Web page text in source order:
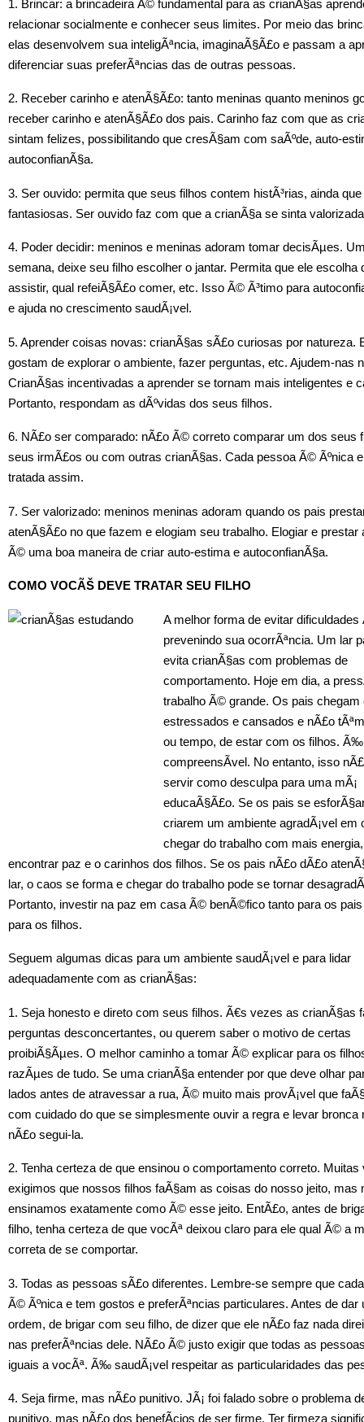
1. Brincar: a brincadeira Ã© fundamental para as crianÃ§as
relacionar socialmente e conhecer seus limites. Por meio das
elas desenvolvem sua inteligÃªncia, imaginaÃ§Ã£o e passam a
diferenciar suas preferÃªncias das de outras pessoas.
2. Receber carinho e atenÃ§Ã£o: tanto meninas quanto meninos
receber carinho e atenÃ§Ã£o dos pais. Carinho faz com que as
sintam felizes, possibilitando que cresÃ§am com saÃºde, auto-
autoconfianÃ§a.
3. Ser ouvido: permita que seus filhos contem histÃ³rias, ainda que
fantasiosas. Ser ouvido faz com que a crianÃ§a se sinta
4. Poder decidir: meninos e meninas adoram tomar decisÃµes.
semana, deixe seu filho escolher o jantar. Permita que ele escolha
assistir, qual refeiÃ§Ã£o comer, etc. Isso Ã© Ã³timo para
e ajuda no crescimento saudÃ¡vel.
5. Aprender coisas novas: crianÃ§as sÃ£o curiosas por natureza.
gostam de explorar o ambiente, fazer perguntas, etc. Ajudem-nas
CrianÃ§as incentivadas a aprender se tornam mais inteligentes e
Portanto, respondam as dÃºvidas dos seus filhos.
6. NÃ£o ser comparado: nÃ£o Ã© correto comparar um dos seus
seus irmÃ£os ou com outras crianÃ§as. Cada pessoa Ã© Ãºnica
tratada assim.
7. Ser valorizado: meninos meninas adoram quando os pais
atenÃ§Ã£o no que fazem e elogiam seu trabalho. Elogiar e prestar
Ã© uma boa maneira de criar auto-estima e autoconfianÃ§a.
COMO VOCÃŠ DEVE TRATAR SEU FILHO
A melhor forma de evitar dificuldades
prevenindo sua ocorrÃªncia. Um lar
evita crianÃ§as com problemas de
comportamento. Hoje em dia, a
trabalho Ã© grande. Os pais chegam
estressados e cansados e nÃ£o
ou tempo, de estar com os filhos. Ã‰
compreensÃ­vel. No entanto, isso
servir como desculpa para uma mÃ¡
educaÃ§Ã£o. Se os pais se
criarem um ambiente agradÃ¡vel em
chegar do trabalho com mais
encontrar paz e o carinhos dos filhos. Se os pais nÃ£o dÃ£o
lar, o caos se forma e chegar do trabalho pode se tornar
Portanto, investir na paz em casa Ã© benÃ©fico tanto para os
para os filhos.
Seguem algumas dicas para um ambiente saudÃ¡vel e para lidar
adequadamente com as crianÃ§as:
1. Seja honesto e direto com seus filhos. Ã€s vezes as crianÃ§as
perguntas desconcertantes, ou querem saber o motivo de certas
proibiÃ§Ãµes. O melhor caminho a tomar Ã© explicar para os
razÃµes de tudo. Se uma crianÃ§a entender por que deve olhar
lados antes de atravessar a rua, Ã© muito mais provÃ¡vel que
com cuidado do que se simplesmente ouvir a regra e levar bronca
nÃ£o segui-la.
2. Tenha certeza de que ensinou o comportamento correto. Muitas
exigimos que nossos filhos faÃ§am as coisas do nosso jeito, mas
ensinamos exatamente como Ã© esse jeito. EntÃ£o, antes de
filho, tenha certeza de que vocÃª deixou claro para ele qual Ã© a
correta de se comportar.
3. Todas as pessoas sÃ£o diferentes. Lembre-se sempre que
Ã© Ãºnica e tem gostos e preferÃªncias particulares. Antes de dar
ordem, de brigar com seu filho, de dizer que ele nÃ£o faz nada
nas preferÃªncias dele. NÃ£o Ã© justo exigir que todas as
iguais a vocÃª. Ã‰ saudÃ¡vel respeitar as particularidades das
4. Seja firme, mas nÃ£o punitivo. JÃ¡ foi falado sobre o problema
punitivo, mas nÃ£o dos benefÃ­cios de ser firme. Ter firmeza